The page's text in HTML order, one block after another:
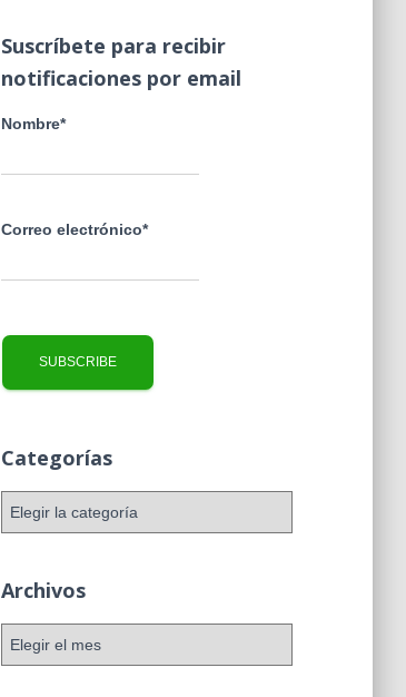
r
:
Suscríbete para recibir
notificaciones por email
Nombre*
Correo electrónico*
Categorías
g
o
Archivos